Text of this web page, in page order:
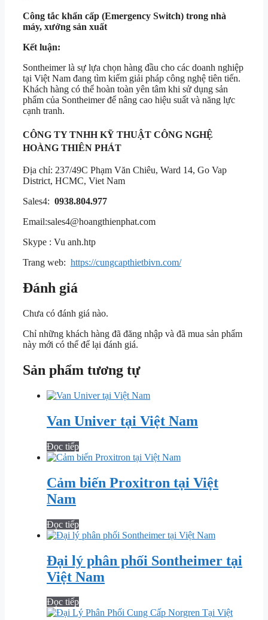
Công tắc khẩn cấp (Emergency Switch) trong nhà
máy, xưởng sản xuất
Kết luận:
Sontheimer là sự lựa chọn hàng đầu cho các doanh nghiệp
tại Việt Nam đang tìm kiếm giải pháp công nghệ tiên tiến.
Khách hàng có thể hoàn toàn yên tâm khi sử dụng sản
phẩm của Sontheimer để nâng cao hiệu suất và năng lực
cạnh tranh.
CÔNG TY TNHH KỸ THUẬT CÔNG NGHỆ
HOÀNG THIÊN PHÁT
Địa chỉ: 237/49C Phạm Văn Chiêu, Ward 14, Go Vap
District, HCMC, Viet Nam
Sales4: 0938.804.977
Email:sales4@hoangthienphat.com
Skype : Vu anh.htp
Trang web: https://cungcapthietbivn.com/
Đánh giá
Chưa có đánh giá nào.
Chỉ những khách hàng đã đăng nhập và đã mua sản phẩm
này mới có thể để lại đánh giá.
Sản phẩm tương tự
Van Univer tại Việt Nam
Đọc tiếp
Cảm biến Proxitron tại Việt
Nam
Đọc tiếp
Đại lý phân phối Sontheimer tại
Việt Nam
Đọc tiếp